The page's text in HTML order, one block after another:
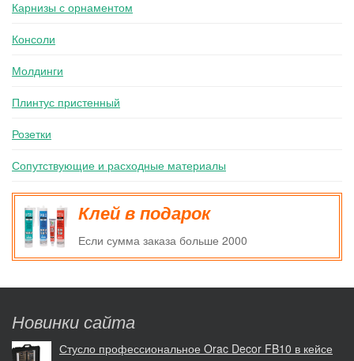
Карнизы с орнаментом
Консоли
Молдинги
Плинтус пристенный
Розетки
Сопутствующие и расходные материалы
Клей в подарок
Если сумма заказа больше 2000
Новинки сайта
Стусло профессиональное Orac Decor FB10 в кейсе